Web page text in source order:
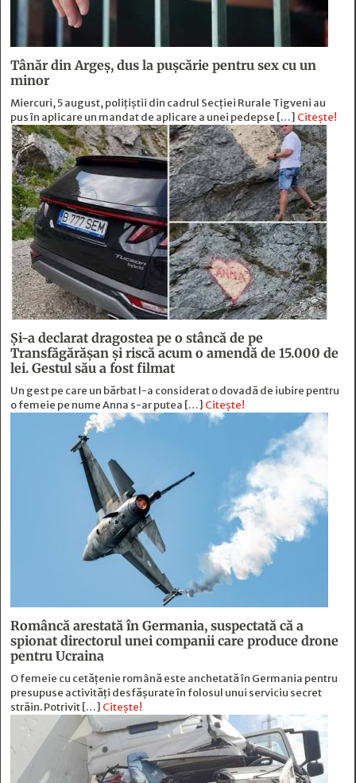
Tânăr din Argeș, dus la pușcărie pentru sex cu un
minor
Miercuri, 5 august, polițiștii din cadrul Secției Rurale Tigveni au
pus în aplicare un mandat de aplicare a unei pedepse […] Citește!
Și-a declarat dragostea pe o stâncă de pe
Transfăgărășan și riscă acum o amendă de 15.000 de
lei. Gestul său a fost filmat
Un gest pe care un bărbat l-a considerat o dovadă de iubire pentru
o femeie pe nume Anna s-ar putea […] Citește!
Româncă arestată în Germania, suspectată că a
spionat directorul unei companii care produce drone
pentru Ucraina
O femeie cu cetățenie română este anchetată în Germania pentru
presupuse activități desfășurate în folosul unui serviciu secret
străin. Potrivit […] Citește!